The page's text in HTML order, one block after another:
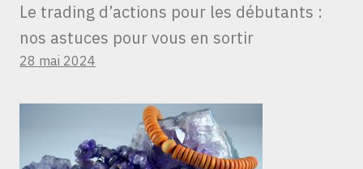
Le trading d’actions pour les débutants :
nos astuces pour vous en sortir
28 mai 2024